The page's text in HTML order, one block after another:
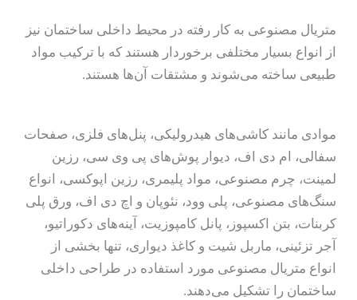
متریال مصنوعی به کار رفته در محیط داخلی ساختمان نیز
از انواع بسیار مختلفی برخوردار هستند که با ترکیب مواد
طبیعی ساخته می‌شوند و مشتقات آن‌ها هستند.
موادی مانند کاشی‌های هیدرولیکی، پنل‌های فلزی، صفحات
سفالی، ام دی اف، دیوار پوش‌های پی وی سی، رزین
لمینت، چرم مصنوعی، مواد پلیمری، رزین اپوکسی، انواع
سنگ‌های مصنوعی، پلی وود، نئوپان و اچ دی اف، ورق پلی
کربنات، بتن اکسپوز، پانل کامپوزیت، آینه‌های دکوراتیو،
آجر تزئینی، ماربل شیت و کاغذ دیواری، تنها بخشی از
انواع متریال مصنوعی مورد استفاده در طراحی داخلی
ساختمان را تشکیل می‌دهند.